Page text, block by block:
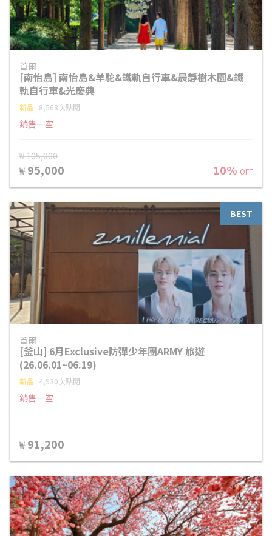
首爾
[南怡島] 南怡島&羊駝&鐵軌自行車&晨靜樹木園&鐵
軌自行車&光慶典
新品 8,568次點閱
銷售一空
₩ 105,000
₩ 95,000 10% OFF
BEST
首爾
[釜山] 6月Exclusive防彈少年團ARMY 旅遊
(26.06.01~06.19)
新品 4,930次點閱
銷售一空
₩ 91,200